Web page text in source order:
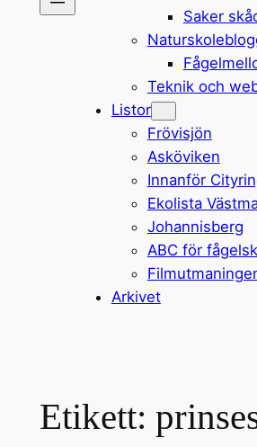
Saker
Teknik och
Listor
Frövisjön
Asköviken
Innanför
Ekolista
Johannisberg
ABC för
Arkivet
Etikett: